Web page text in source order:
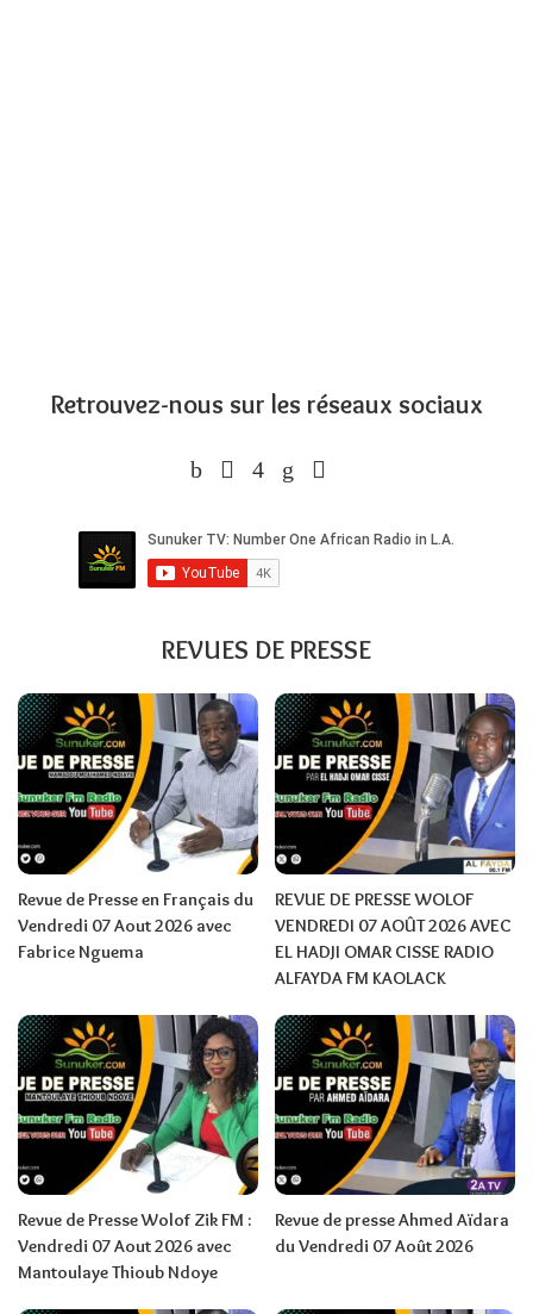
Retrouvez-nous sur les réseaux sociaux
REVUES DE PRESSE
Revue de Presse en Français du
Vendredi 07 Aout 2026 avec
Fabrice Nguema
REVUE DE PRESSE WOLOF
VENDREDI 07 AOÛT 2026 AVEC
EL HADJI OMAR CISSE RADIO
ALFAYDA FM KAOLACK
Revue de Presse Wolof Zik FM :
Vendredi 07 Aout 2026 avec
Mantoulaye Thioub Ndoye
Revue de presse Ahmed Aïdara
du Vendredi 07 Août 2026